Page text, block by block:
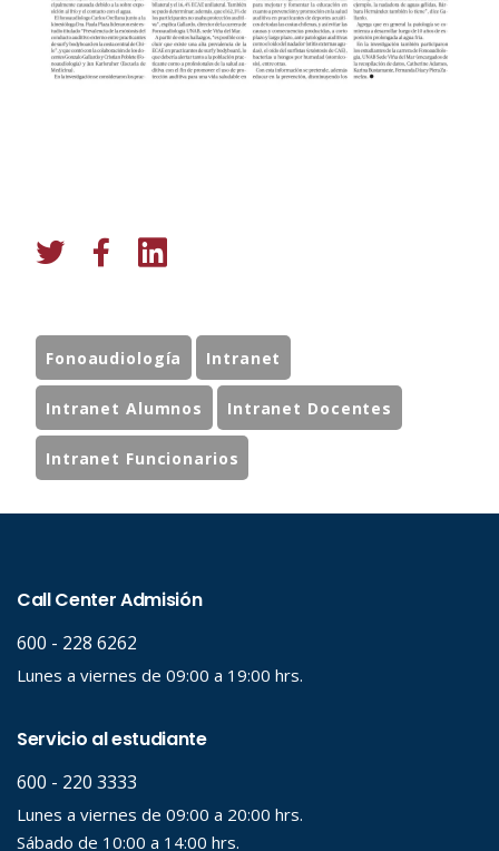
Fonoaudiología Intranet
Intranet Alumnos Intranet Docentes
Intranet Funcionarios